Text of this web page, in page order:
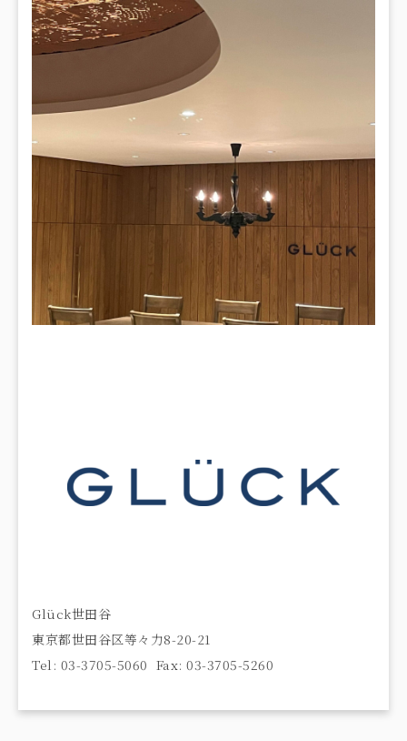
Glück世田谷
東京都世田谷区等々力8-20-21
Tel: 03-3705-5060 Fax: 03-3705-5260